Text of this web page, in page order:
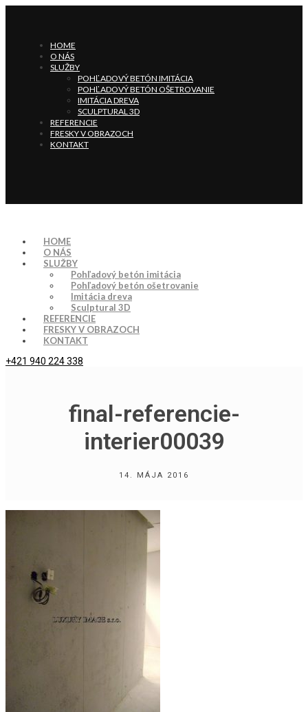
HOME
O NÁS
SLUŽBY
POHĽADOVÝ BETÓN IMITÁCIA
POHĽADOVÝ BETÓN OŠETROVANIE
IMITÁCIA DREVA
SCULPTURAL 3D
REFERENCIE
FRESKY V OBRAZOCH
KONTAKT
HOME
O NÁS
SLUŽBY
Pohľadový betón imitácia
Pohľadový betón ošetrovanie
Imitácia dreva
Sculptural 3D
REFERENCIE
FRESKY V OBRAZOCH
KONTAKT
+421 940 224 338
final-referencie-
interier00039
14. MÁJA 2016